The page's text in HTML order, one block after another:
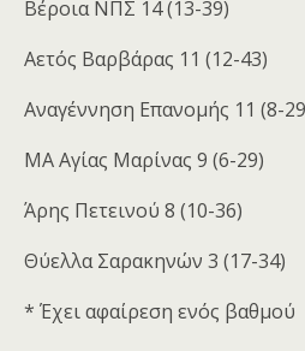
Βέροια ΝΠΣ 14 (13-39)
Αετός Βαρβάρας 11 (12-43)
Αναγέννηση Επανομής 11 (8-
ΜΑ Αγίας Μαρίνας 9 (6-29)
Άρης Πετεινού 8 (10-36)
Θύελλα Σαρακηνών 3 (17-34)
* Έχει αφαίρεση ενός βαθμού